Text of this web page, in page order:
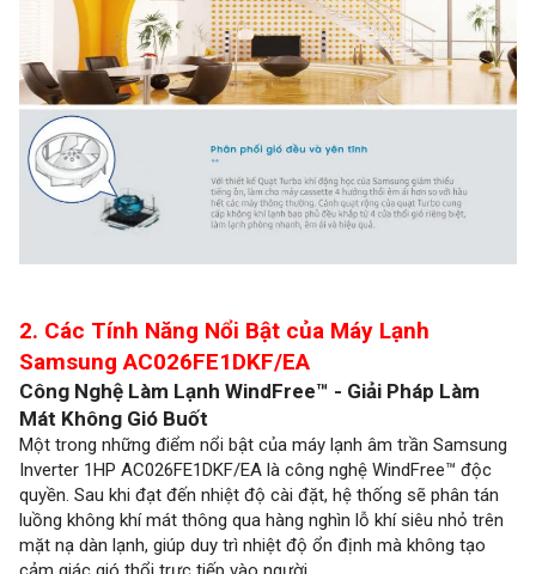
2. Các Tính Năng Nổi Bật của Máy Lạnh
Samsung AC026FE1DKF/EA
Công Nghệ Làm Lạnh WindFree™ - Giải Pháp Làm
Mát Không Gió Buốt
Một trong những điểm nổi bật của máy lạnh âm trần Samsung
Inverter 1HP AC026FE1DKF/EA là công nghệ WindFree™ độc
quyền. Sau khi đạt đến nhiệt độ cài đặt, hệ thống sẽ phân tán
luồng không khí mát thông qua hàng nghìn lỗ khí siêu nhỏ trên
mặt nạ dàn lạnh, giúp duy trì nhiệt độ ổn định mà không tạo